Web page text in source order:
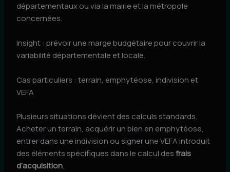
départementaux ou via la mairie et la métropole
concernées.
Insight : prévoir une marge budgétaire pour couvrir la
variabilité départementale et locale.
Cas particuliers : terrain, emphytéose, indivision et
VEFA
Plusieurs situations dévient des calculs standards.
Acheter un terrain, acquérir un bien en emphytéose,
entrer dans une indivision ou signer une VEFA introduit
des éléments spécifiques dans le calcul desfrais
d’acquisition.